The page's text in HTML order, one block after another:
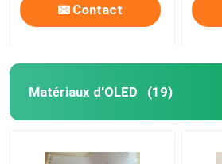
Contact
Matériaux d'OLED (19)